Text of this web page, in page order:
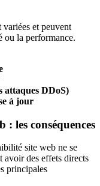
variées et peuvent
ou la performance.
attaques DDoS)
à jour
: les conséquences
site web ne se
avoir des effets directs
principales